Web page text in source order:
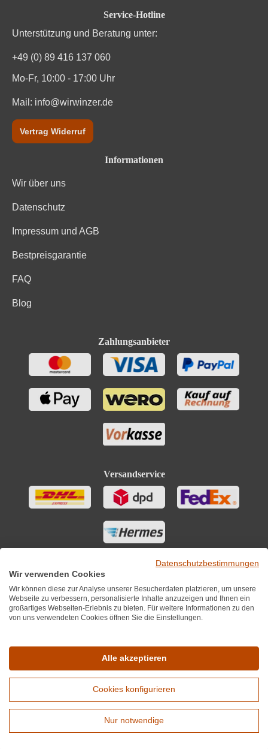
Service-Hotline
Unterstützung und Beratung unter:
+49 (0) 89 416 137 060
Mo-Fr, 10:00 - 17:00 Uhr
Mail: info@wirwinzer.de
Vertrag Widerruf
Informationen
Wir über uns
Datenschutz
Impressum und AGB
Bestpreisgarantie
FAQ
Blog
Zahlungsanbieter
Versandservice
*Alle Preise inkl. MwST zzgl. 5,90€ Versandkosten je Winzer.
Versandkostenfrei ab 12 Flaschen je Winzer.
Copyright © 2010 - 2026 WirWinzer GmbH
Erweiterte Suche
Datenschutzbestimmungen
Wir verwenden Cookies
Wir können diese zur Analyse unserer Besucherdaten platzieren, um unsere
Webseite zu verbessern, personalisierte Inhalte anzuzeigen und Ihnen ein
großartiges Webseiten-Erlebnis zu bieten. Für weitere Informationen zu den
von uns verwendeten Cookies öffnen Sie die Einstellungen.
Alle akzeptieren
Cookies konfigurieren
Nur notwendige